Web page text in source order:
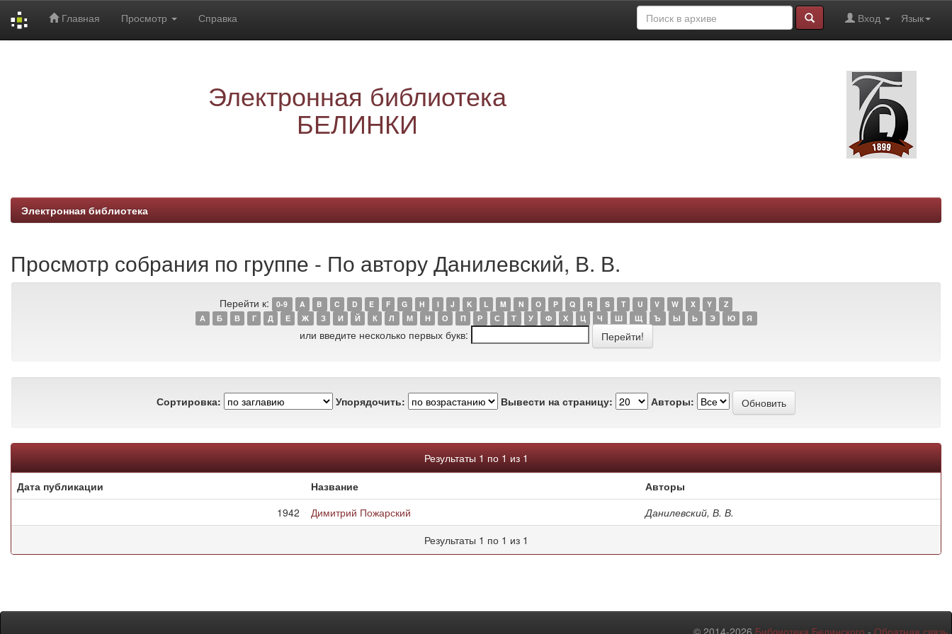
Главная Просмотр Справка Язык
Вход
Электронная библиотека
БЕЛИНКИ
Электронная библиотека
Просмотр собрания по группе - По автору Данилевский, В. В.
Перейти к: 0-9 A B C D E F G H I J K L M N O P Q R S T U V W X Y
Z
А
Б В Г Д Е Ж З И Й К Л М Н О П Р С Т У Ф Х Ц Ч Ш Щ Ъ Ы Ь Э Ю Я
или введите несколько первых букв:
Сортировка: Упорядочить: Вывести на страницу: Авторы:
Результаты 1 по 1 из 1
Дата публикации
Название
Авторы
1942
Димитрий Пожарский
Данилевский, В. В.
Результаты 1 по 1 из 1
© 2014-2026 Библиотека Белинского - Обратная связь